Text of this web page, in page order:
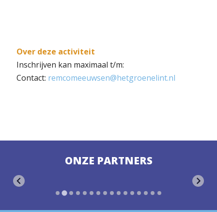
Over deze activiteit
Inschrijven kan maximaal t/m:
Contact: remcomeeuwsen@hetgroenelint.nl
ONZE PARTNERS